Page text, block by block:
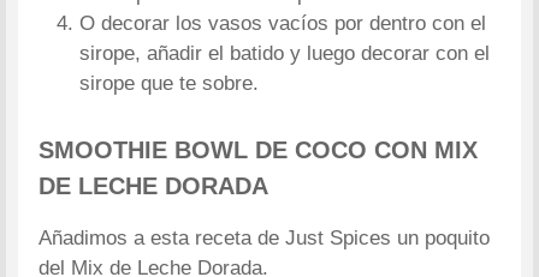
O decorar los vasos vacíos por dentro con el
sirope, añadir el batido y luego decorar con el
sirope que te sobre.
SMOOTHIE BOWL DE COCO CON MIX
DE LECHE DORADA
Añadimos a esta receta de Just Spices un poquito
del Mix de Leche Dorada.